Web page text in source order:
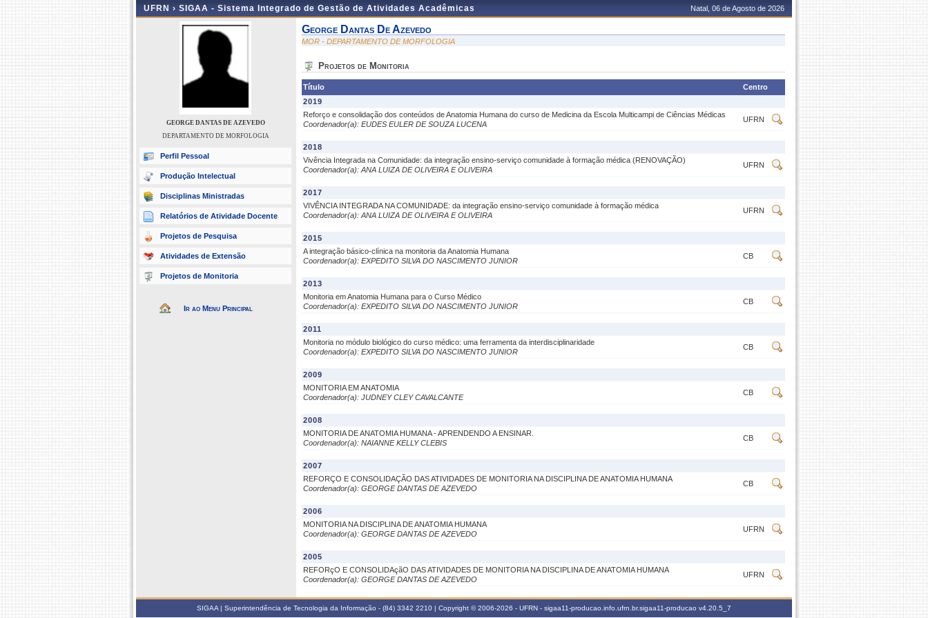
UFRN › SIGAA - Sistema Integrado de Gestão de Atividades Acadêmicas Natal, 06 de Agosto de 2026
GEORGE DANTAS DE AZEVEDO
DEPARTAMENTO DE MORFOLOGIA
Perfil Pessoal
Produção Intelectual
Disciplinas Ministradas
Relatórios de Atividade Docente
Projetos de Pesquisa
Atividades de Extensão
Projetos de Monitoria
Ir ao Menu Principal
George Dantas De Azevedo
MOR - DEPARTAMENTO DE MORFOLOGIA
Projetos de Monitoria
Título
Centro
2019
Reforço e consolidação dos conteúdos de Anatomia Humana do curso de Medicina da Escola Multicampi de Ciências Médicas
Coordenador(a): EUDES EULER DE SOUZA LUCENA
UFRN
2018
Vivência Integrada na Comunidade: da integração ensino-serviço comunidade à formação médica (RENOVAÇÃO)
Coordenador(a): ANA LUIZA DE OLIVEIRA E OLIVEIRA
UFRN
2017
VIVÊNCIA INTEGRADA NA COMUNIDADE: da integração ensino-serviço comunidade à formação médica
Coordenador(a): ANA LUIZA DE OLIVEIRA E OLIVEIRA
UFRN
2015
A integração básico-clínica na monitoria da Anatomia Humana
Coordenador(a): EXPEDITO SILVA DO NASCIMENTO JUNIOR
CB
2013
Monitoria em Anatomia Humana para o Curso Médico
Coordenador(a): EXPEDITO SILVA DO NASCIMENTO JUNIOR
CB
2011
Monitoria no módulo biológico do curso médico: uma ferramenta da interdisciplinaridade
Coordenador(a): EXPEDITO SILVA DO NASCIMENTO JUNIOR
CB
2009
MONITORIA EM ANATOMIA
Coordenador(a): JUDNEY CLEY CAVALCANTE
CB
2008
MONITORIA DE ANATOMIA HUMANA - APRENDENDO A ENSINAR.
Coordenador(a): NAIANNE KELLY CLEBIS
CB
2007
REFORÇO E CONSOLIDAÇÃO DAS ATIVIDADES DE MONITORIA NA DISCIPLINA DE ANATOMIA HUMANA
Coordenador(a): GEORGE DANTAS DE AZEVEDO
CB
2006
MONITORIA NA DISCIPLINA DE ANATOMIA HUMANA
Coordenador(a): GEORGE DANTAS DE AZEVEDO
UFRN
2005
REFORçO E CONSOLIDAçãO DAS ATIVIDADES DE MONITORIA NA DISCIPLINA DE ANATOMIA HUMANA
Coordenador(a): GEORGE DANTAS DE AZEVEDO
UFRN
SIGAA | Superintendência de Tecnologia da Informação - (84) 3342 2210 | Copyright © 2006-2026 - UFRN - sigaa11-producao.info.ufrn.br.sigaa11-producao v4.20.5_7